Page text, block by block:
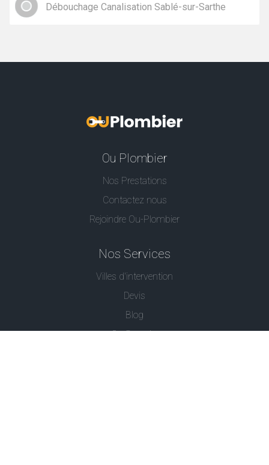
Débouchage Canalisation Sablé-sur-Sarthe
Ou Plombier
Nos Prestations
Contactez nous
Rejoindre Ou-Plombier
Nos Services
Villes d'intervention
Devis
Blog
Ou Serrurier